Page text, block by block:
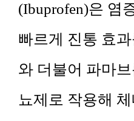
(Ibuprofen)은 염
빠르게 진통 효과
와 더불어 파마브
뇨제로 작용해